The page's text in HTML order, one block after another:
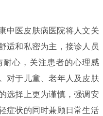
中医皮肤病医院将人文关
适和私密为主，接诊人员
心，关注患者的心理感
对于儿童、老年人及皮肤
选择上更为谨慎，强调安
症状的同时兼顾日常生活